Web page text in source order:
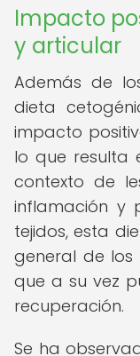
Impacto
y articular
Además de
dieta
impacto
lo que resulta
contexto de
inflamación y
tejidos, esta
general de los
que a su vez
recuperación.
Se ha